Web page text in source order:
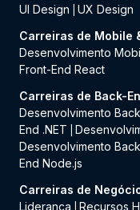
UI Design
UX Design
Carreiras de Mobile
Desenvolvimento
Front-End React
Carreiras de Back-
Desenvolvimento
End .NET
Desenvolvimento
End Node.js
Carreiras de
Liderança
Recursos